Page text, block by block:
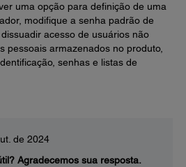
uma opção para definição de uma
modifique a senha padrão de
acesso de usuários não
pessoais armazenados no produto,
senhas e listas de
de 2024
Agradecemos sua resposta.